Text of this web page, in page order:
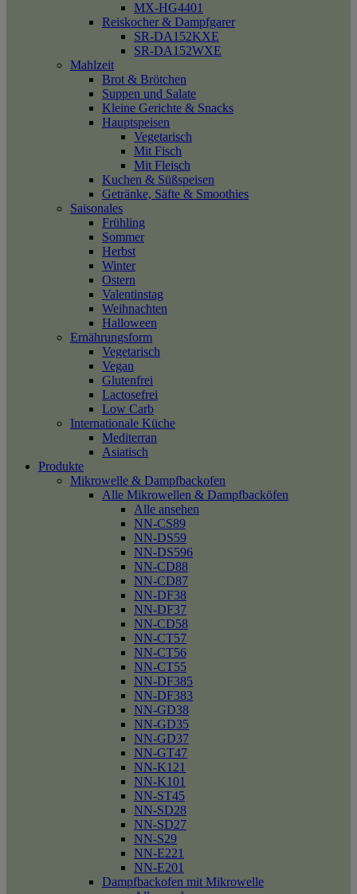
MX-HG4401
Reiskocher & Dampfgarer
SR-DA152KXE
SR-DA152WXE
Mahlzeit
Brot & Brötchen
Suppen und Salate
Kleine Gerichte & Snacks
Hauptspeisen
Vegetarisch
Mit Fisch
Mit Fleisch
Kuchen & Süßspeisen
Getränke, Säfte & Smoothies
Saisonales
Frühling
Sommer
Herbst
Winter
Ostern
Valentinstag
Weihnachten
Halloween
Ernährungsform
Vegetarisch
Vegan
Glutenfrei
Lactosefrei
Low Carb
Internationale Küche
Mediterran
Asiatisch
Produkte
Mikrowelle & Dampfbackofen
Alle Mikrowellen & Dampfbacköfen
Alle ansehen
NN-CS89
NN-DS59
NN-DS596
NN-CD88
NN-CD87
NN-DF38
NN-DF37
NN-CD58
NN-CT57
NN-CT56
NN-CT55
NN-DF385
NN-DF383
NN-GD38
NN-GD35
NN-GD37
NN-GT47
NN-K121
NN-K101
NN-ST45
NN-SD28
NN-SD27
NN-S29
NN-E221
NN-E201
Dampfbackofen mit Mikrowelle